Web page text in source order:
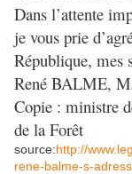
Dans l’attente
je vous prie
République, mes
René BALME,
Copie : ministre
de la Forêt
source:http://
rene-balme-s-